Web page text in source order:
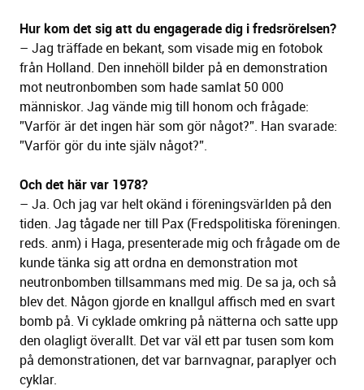
Hur kom det sig att du engagerade dig i fredsrörelsen?
– Jag träffade en bekant, som visade mig en fotobok
från Holland. Den innehöll bilder på en demonstration
mot neutronbomben som hade samlat 50 000
människor. Jag vände mig till honom och frågade:
”Varför är det ingen här som gör något?”. Han svarade:
”Varför gör du inte själv något?”.
Och det här var 1978?
– Ja. Och jag var helt okänd i föreningsvärlden på den
tiden. Jag tågade ner till Pax (Fredspolitiska föreningen.
reds. anm) i Haga, presenterade mig och frågade om de
kunde tänka sig att ordna en demonstration mot
neutronbomben tillsammans med mig. De sa ja, och så
blev det. Någon gjorde en knallgul affisch med en svart
bomb på. Vi cyklade omkring på nätterna och satte upp
den olagligt överallt. Det var väl ett par tusen som kom
på demonstrationen, det var barnvagnar, paraplyer och
cyklar.